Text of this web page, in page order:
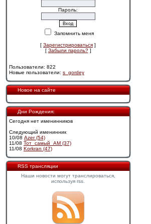
Пароль:
Запомнить меня
[ Зарегистрироваться ]
[ Забыли пароль?]
Пользователи: 822
Новые пользователи: s_gordey
Новое на сайте
Дни Рождения:
Сегодня нет именинников
Следующий именинник
10/08 Azer (54)
11/08 Тот_самый_АМ (37)
11/08 Korkran (47)
RSS трансляции
Наши новости могут транслироваться,
используя rss.